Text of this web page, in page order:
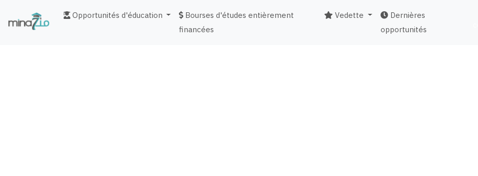
Opportunités d'éducation
Bourses d'études entièrement
financées
Vedette
Dernières
opportunités